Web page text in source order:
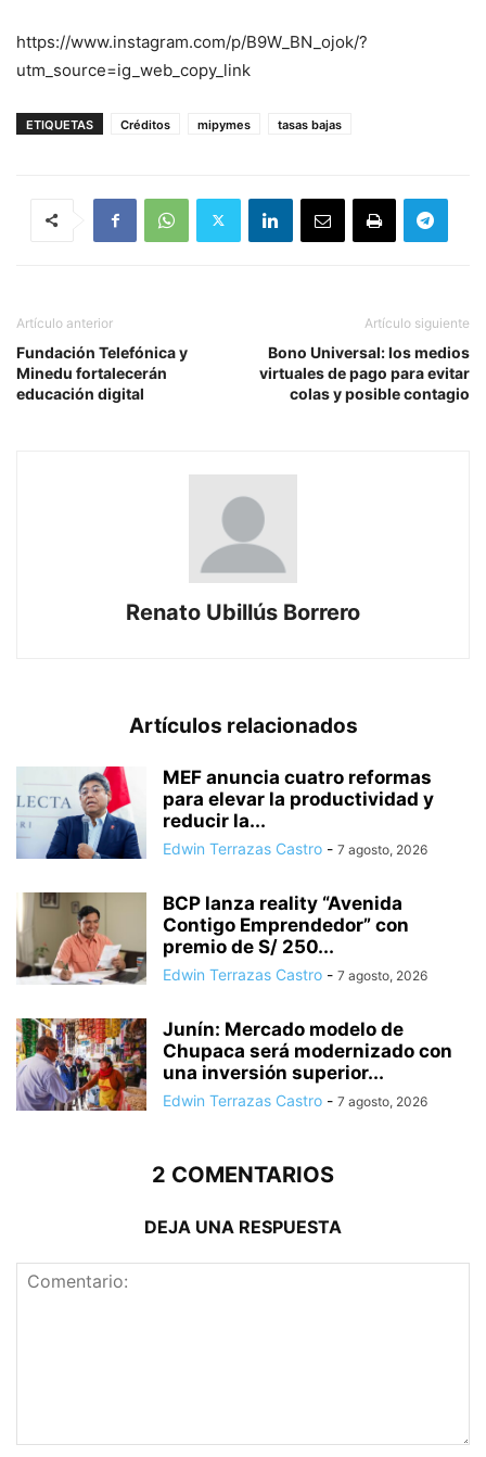
https://www.instagram.com/p/B9W_BN_ojok/?
utm_source=ig_web_copy_link
ETIQUETAS Créditos mipymes tasas bajas
Artículo anterior
Fundación Telefónica y
Minedu fortalecerán
educación digital
Artículo siguiente
Bono Universal: los medios
virtuales de pago para evitar
colas y posible contagio
Renato Ubillús Borrero
Artículos relacionados
MEF anuncia cuatro reformas
para elevar la productividad y
reducir la...
Edwin Terrazas Castro - 7 agosto, 2026
BCP lanza reality “Avenida
Contigo Emprendedor” con
premio de S/ 250...
Edwin Terrazas Castro - 7 agosto, 2026
Junín: Mercado modelo de
Chupaca será modernizado con
una inversión superior...
Edwin Terrazas Castro - 7 agosto, 2026
2 COMENTARIOS
DEJA UNA RESPUESTA